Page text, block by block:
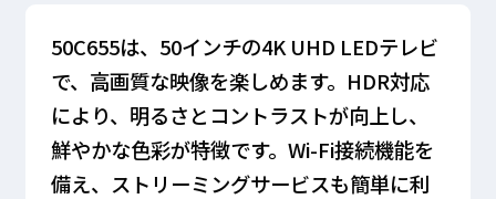
50C655は、50インチの4K UHD LEDテレビ
で、高画質な映像を楽しめます。HDR対応
により、明るさとコントラストが向上し、
鮮やかな色彩が特徴です。Wi-Fi接続機能を
備え、ストリーミングサービスも簡単に利